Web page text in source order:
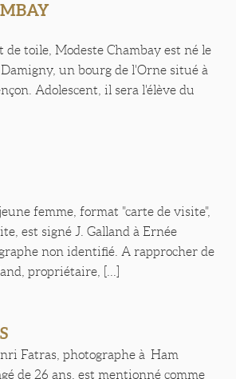
de toile, Modeste Chambay est né le
Damigny, un bourg de l'Orne situé à
Adolescent, il sera l'élève du
femme, format "carte de visite",
est signé J. Galland à Ernée
non identifié. A rapprocher de
propriétaire, [...]
Fatras, photographe à Ham
de 26 ans, est mentionné comme